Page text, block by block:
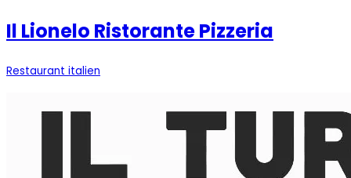
Il Lionelo Ristorante Pizzeria
Restaurant italien